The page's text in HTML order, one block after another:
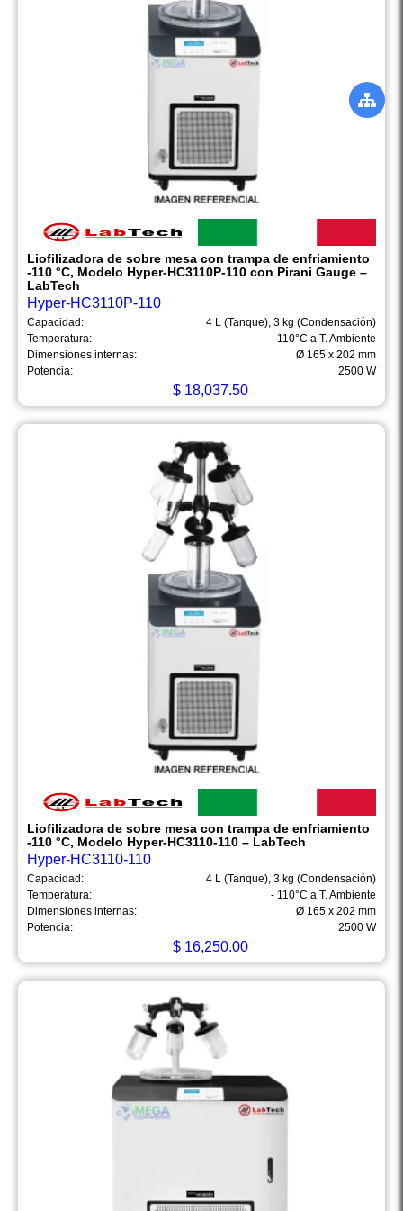
Liofilizadora de sobre mesa con trampa de enfriamiento
-110 °C, Modelo Hyper-HC3110P-110 con Pirani Gauge –
LabTech
Hyper-HC3110P-110
Capacidad:
4 L (Tanque), 3 kg (Condensación)
Temperatura:
- 110°C a T. Ambiente
Dimensiones internas:
Ø 165 x 202 mm
Potencia:
2500 W
$ 18,037.50
Liofilizadora de sobre mesa con trampa de enfriamiento
-110 °C, Modelo Hyper-HC3110-110 – LabTech
Hyper-HC3110-110
Capacidad:
4 L (Tanque), 3 kg (Condensación)
Temperatura:
- 110°C a T. Ambiente
Dimensiones internas:
Ø 165 x 202 mm
Potencia:
2500 W
$ 16,250.00